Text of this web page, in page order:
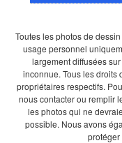
Toutes les photos de
usage personnel
largement diffusées
inconnue. Tous les droits
propriétaires respectifs.
nous contacter ou remplir
les photos qui ne
possible. Nous avons